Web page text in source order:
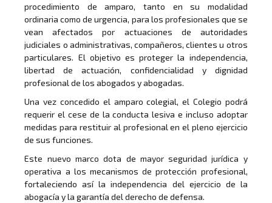
procedimiento de amparo, tanto en su modalidad
ordinaria como de urgencia, para los profesionales que se
vean afectados por actuaciones de autoridades
judiciales o administrativas, compañeros, clientes u otros
particulares. El objetivo es proteger la independencia,
libertad de actuación, confidencialidad y dignidad
profesional de los abogados y abogadas.
Una vez concedido el amparo colegial, el Colegio podrá
requerir el cese de la conducta lesiva e incluso adoptar
medidas para restituir al profesional en el pleno ejercicio
de sus funciones.
Este nuevo marco dota de mayor seguridad jurídica y
operativa a los mecanismos de protección profesional,
fortaleciendo así la independencia del ejercicio de la
abogacía y la garantía del derecho de defensa.